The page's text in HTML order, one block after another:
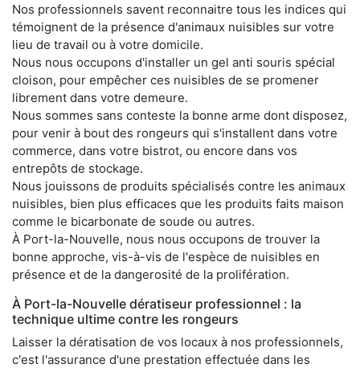
Nos professionnels savent reconnaitre tous les indices qui
témoignent de la présence d'animaux nuisibles sur votre
lieu de travail ou à votre domicile.
Nous nous occupons d'installer un gel anti souris spécial
cloison, pour empêcher ces nuisibles de se promener
librement dans votre demeure.
Nous sommes sans conteste la bonne arme dont disposez,
pour venir à bout des rongeurs qui s'installent dans votre
commerce, dans votre bistrot, ou encore dans vos
entrepôts de stockage.
Nous jouissons de produits spécialisés contre les animaux
nuisibles, bien plus efficaces que les produits faits maison
comme le bicarbonate de soude ou autres.
À Port-la-Nouvelle, nous nous occupons de trouver la
bonne approche, vis-à-vis de l'espèce de nuisibles en
présence et de la dangerosité de la prolifération.
À Port-la-Nouvelle dératiseur professionnel : la
technique ultime contre les rongeurs
Laisser la dératisation de vos locaux à nos professionnels,
c'est l'assurance d'une prestation effectuée dans les